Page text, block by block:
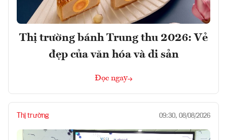
Thị trường bánh Trung thu 2026: Vẻ
đẹp của văn hóa và di sản
Đọc ngay
Thị trường 09:30, 08/08/2026